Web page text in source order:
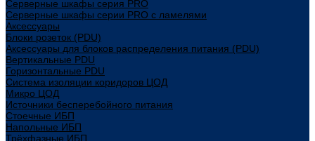
Серверные шкафы серия PRO
Серверные шкафы серии PRO с ламелями
Аксессуары
Блоки розеток (PDU)
Аксессуары для блоков распределения питания (PDU)
Вертикальные PDU
Горизонтальные PDU
Система изоляции коридоров ЦОД
Микро ЦОД
Источники бесперебойного питания
Стоечные ИБП
Напольные ИБП
Трёхфазные ИБП